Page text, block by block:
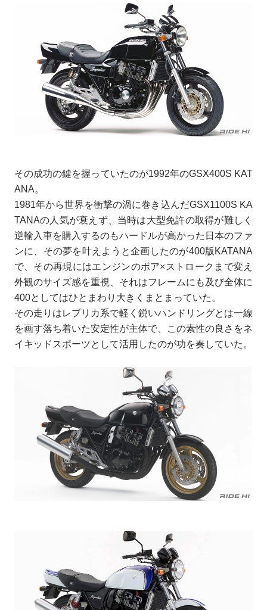
その成功の鍵を握っていたのが1992年のGSX400S KAT
ANA。
1981年から世界を衝撃の渦に巻き込んだGSX1100S KA
TANAの人気が衰えず、当時は大型免許の取得が難しく
逆輸入車を購入するのもハードルが高かった日本のファ
ンに、その夢を叶えようと企画したのが400版KATANA
で、その再現にはエンジンのボア×ストロークまで変え
外観のサイズ感を重視、それはフレームにも及び全体に
400としてはひとまわり大きくまとまっていた。
その走りはレプリカ系で軽く鋭いハンドリングとは一線
を画す落ち着いた安定性が主体で、この素性の良さをネ
イキッドスポーツとして活用したのが功を奏していた。